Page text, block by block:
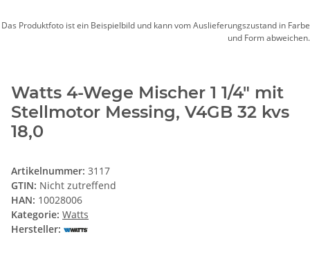
Das Produktfoto ist ein Beispielbild und kann vom Auslieferungszustand in Farbe
und Form abweichen.
Watts 4-Wege Mischer 1 1/4" mit
Stellmotor Messing, V4GB 32 kvs
18,0
Artikelnummer: 3117
GTIN: Nicht zutreffend
HAN: 10028006
Kategorie: Watts
Hersteller: